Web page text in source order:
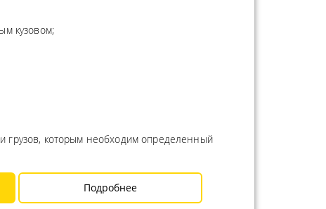
кузовом;
грузов, которым необходим определенный
Подробнее